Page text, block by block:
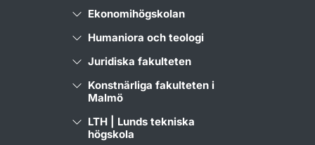
Ekonomihögskolan
Humaniora och teologi
Juridiska fakulteten
Konstnärliga fakulteten i
Malmö
LTH | Lunds tekniska
högskola